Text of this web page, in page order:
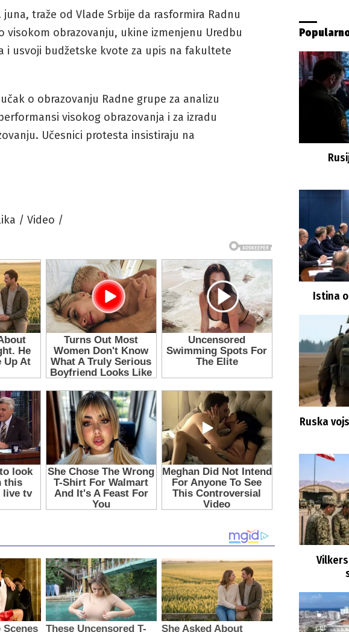
traže od Vlade Srbije da rasformira Radnu
visokom obrazovanju, ukine izmenjenu Uredbu
i usvoji budžetske kvote za upis na fakultete
o obrazovanju Radne grupe za analizu
visokog obrazovanja i za izradu
Učesnici protesta insistiraju na
/ Video /
Istina
Ruska